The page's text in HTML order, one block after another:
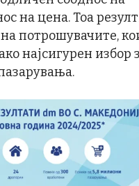
на цена. Тоа
потрошувачите,
најсигурен избор